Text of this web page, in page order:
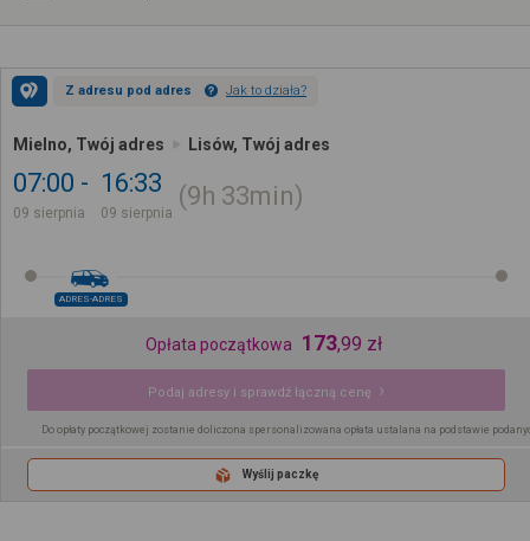
Z adresu pod adres Jak to działa?
Mielno, Twój adres Lisów, Twój adres
07:00
09 sierpnia
16:33
09 sierpnia
9h 33min
ADRES-ADRES
Opłata początkowa 173,99 zł
Podaj adresy i sprawdź łączną cenę
Do opłaty początkowej zostanie doliczona spersonalizowana opłata ustalana na podstawie
Wyślij paczkę